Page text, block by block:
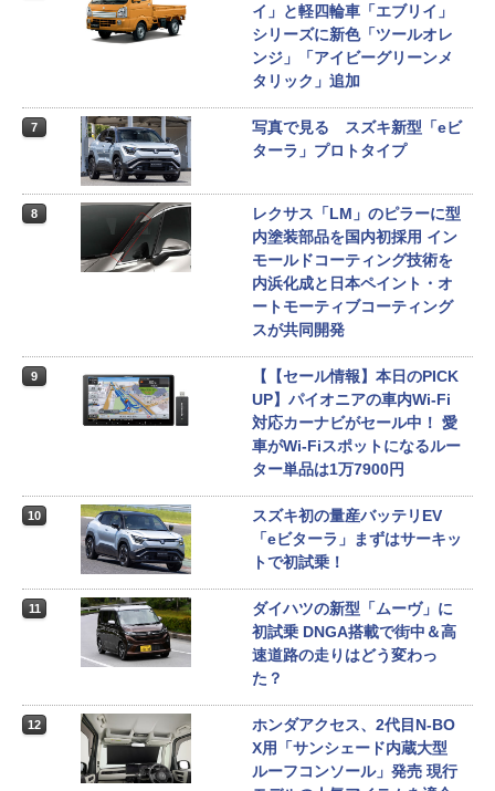
イ」と軽四輪車「エブリイ」
シリーズに新色「ツールオレ
ンジ」「アイビーグリーンメ
タリック」追加
7
写真で見る スズキ新型「eビ
ターラ」プロトタイプ
8
レクサス「LM」のピラーに型
内塗装部品を国内初採用 イン
モールドコーティング技術を
内浜化成と日本ペイント・オ
ートモーティブコーティング
スが共同開発
9
【【セール情報】本日のPICK
UP】パイオニアの車内Wi-Fi
対応カーナビがセール中！ 愛
車がWi-Fiスポットになるルー
ター単品は1万7900円
10
スズキ初の量産バッテリEV
「eビターラ」まずはサーキッ
トで初試乗！
11
ダイハツの新型「ムーヴ」に
初試乗 DNGA搭載で街中＆高
速道路の走りはどう変わっ
た？
12
ホンダアクセス、2代目N-BO
X用「サンシェード内蔵大型
ルーフコンソール」発売 現行